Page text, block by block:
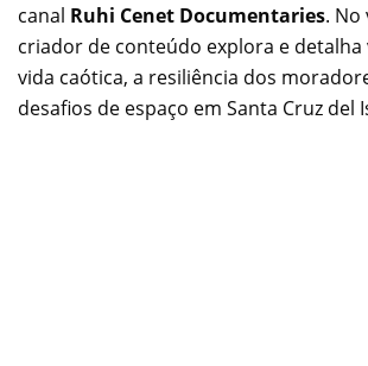
canal Ruhi Cenet Documentaries. No
criador de conteúdo explora e detalha
vida caótica, a resiliência dos
desafios de espaço em Santa Cruz del